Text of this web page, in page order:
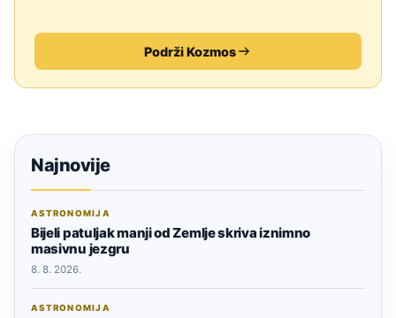
Podrži Kozmos
Najnovije
ASTRONOMIJA
Bijeli patuljak manji od Zemlje skriva iznimno
masivnu jezgru
8. 8. 2026.
ASTRONOMIJA